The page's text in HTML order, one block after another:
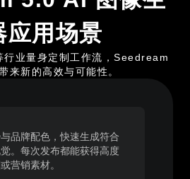
应用场景
行业量身定制工作流，Seedream
来新的高效与可能性。
品牌配色，快速生成符合
。每次发布都能获得高度
营销素材。